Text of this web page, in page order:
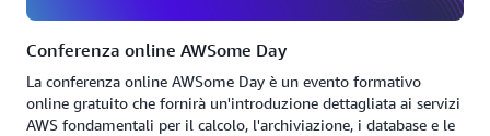
Conferenza online AWSome Day
La conferenza online AWSome Day è un evento formativo
online gratuito che fornirà un'introduzione dettagliata ai servizi
AWS fondamentali per il calcolo, l'archiviazione, i database e le